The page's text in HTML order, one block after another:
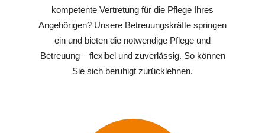
kompetente Vertretung für die Pflege Ihres
Angehörigen? Unsere Betreuungskräfte springen
ein und bieten die notwendige Pflege und
Betreuung – flexibel und zuverlässig. So können
Sie sich beruhigt zurücklehnen.